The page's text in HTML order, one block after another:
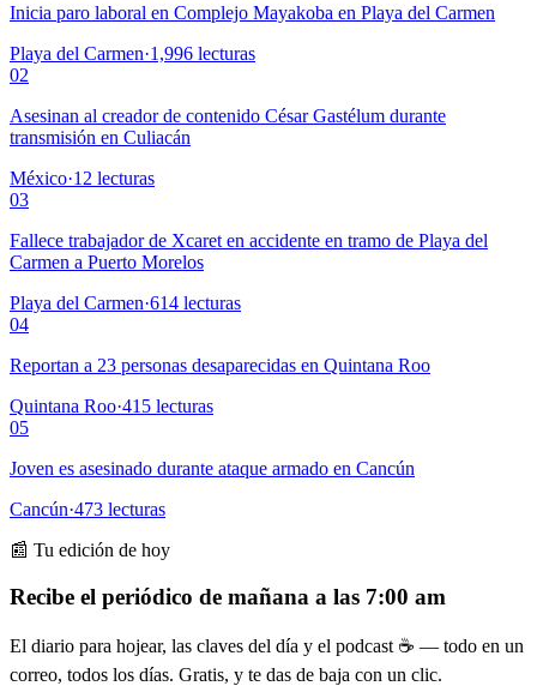
Inicia paro laboral en Complejo Mayakoba en Playa del Carmen
Playa del Carmen·1,996 lecturas
02
Asesinan al creador de contenido César Gastélum durante
transmisión en Culiacán
México·12 lecturas
03
Fallece trabajador de Xcaret en accidente en tramo de Playa del
Carmen a Puerto Morelos
Playa del Carmen·614 lecturas
04
Reportan a 23 personas desaparecidas en Quintana Roo
Quintana Roo·415 lecturas
05
Joven es asesinado durante ataque armado en Cancún
Cancún·473 lecturas
📰 Tu edición de hoy
Recibe el periódico de mañana a las 7:00 am
El diario para hojear, las claves del día y el podcast ☕ — todo en un
correo, todos los días. Gratis, y te das de baja con un clic.